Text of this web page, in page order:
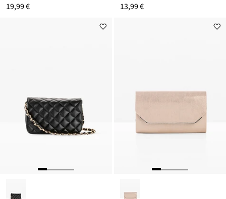
19,99 € 13,99 €